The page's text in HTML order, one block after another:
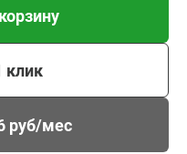
клик
руб/мес